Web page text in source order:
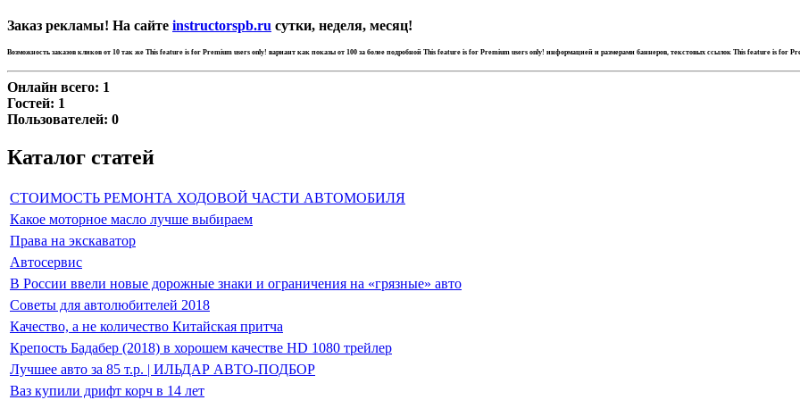
Заказ рекламы! На сайте instructorspb.ru сутки, неделя, месяц!
Возможность заказов кликов от 10 так же This feature is for Premium users only! вариант как показы от 100 за более подробной This feature is for Premium users only! информацией и размерами баннеров, текстовых ссылок This feature is for
Онлайн всего: 1
Гостей: 1
Пользователей: 0
Каталог статей
СТОИМОСТЬ РЕМОНТА ХОДОВОЙ ЧАСТИ АВТОМОБИЛЯ
Какое моторное масло лучше выбираем
Права на экскаватор
Автосервис
В России ввели новые дорожные знаки и ограничения на «грязные» авто
Советы для автолюбителей 2018
Качество, а не количество Китайская притча
Крепость Бадабер (2018) в хорошем качестве HD 1080 трейлер
Лучшее авто за 85 т.р. | ИЛЬДАР АВТО-ПОДБОР
Ваз купили дрифт корч в 14 лет